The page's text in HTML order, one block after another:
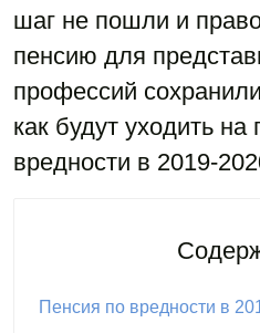
шаг не пошли и
пенсию для
профессий
как будут уходить
вредности в 2019-
Пенсия по вредности в